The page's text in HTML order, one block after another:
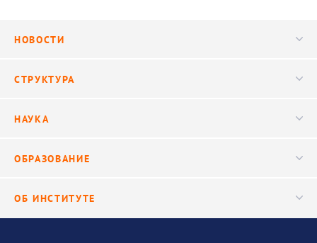
НОВОСТИ
Видео
СТРУКТУРА
Научные подразделения
НАУКА
Исследования
ОБРАЗОВАНИЕ
ОБ ИНСТИТУТЕ